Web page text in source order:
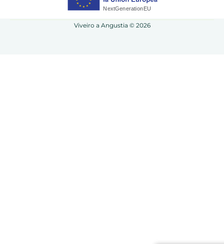
Viveiro a Angustia © 2026